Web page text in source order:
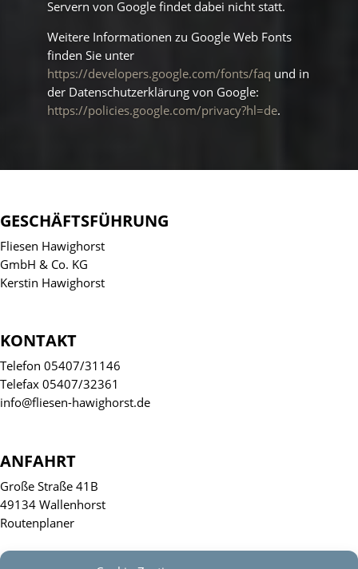
Servern von Google findet dabei nicht statt.
Weitere Informationen zu Google Web Fonts
finden Sie unter
https://developers.google.com/fonts/faq und in
der Datenschutzerklärung von Google:
https://policies.google.com/privacy?hl=de.
GESCHÄFTSFÜHRUNG
Fliesen Hawighorst
GmbH & Co. KG
Kerstin Hawighorst
KONTAKT
Telefon 05407/31146
Telefax 05407/32361
info@fliesen-hawighorst.de
ANFAHRT
Große Straße 41B
49134 Wallenhorst
Routenplaner